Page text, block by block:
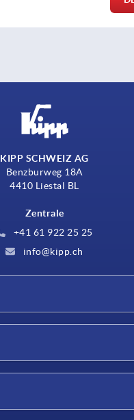
zzgl. Versandkosten
KIPP SCHWEIZ AG
Benzburweg 18A
4410 Liestal BL
Zentrale
+41 61 922 25 25
info@kipp.ch